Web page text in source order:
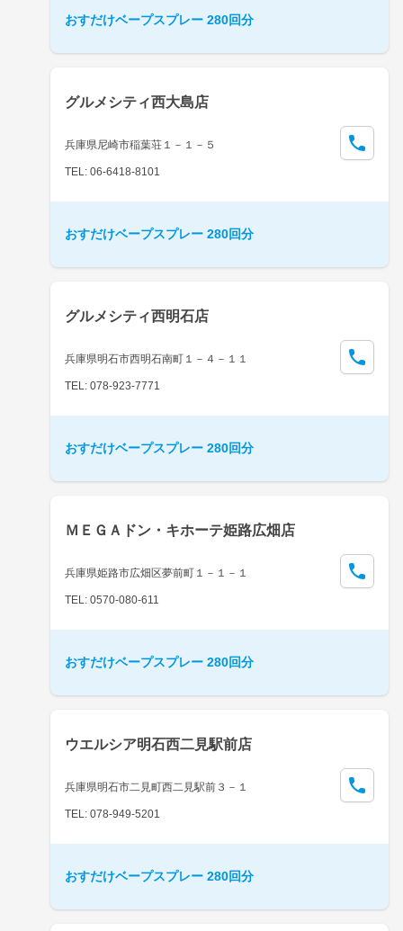
おすだけベープスプレー 280回分
グルメシティ西大島店
兵庫県尼崎市稲葉荘１－１－５
TEL: 06-6418-8101
おすだけベープスプレー 280回分
グルメシティ西明石店
兵庫県明石市西明石南町１－４－１１
TEL: 078-923-7771
おすだけベープスプレー 280回分
ＭＥＧＡドン・キホーテ姫路広畑店
兵庫県姫路市広畑区夢前町１－１－１
TEL: 0570-080-611
おすだけベープスプレー 280回分
ウエルシア明石西二見駅前店
兵庫県明石市二見町西二見駅前３－１
TEL: 078-949-5201
おすだけベープスプレー 280回分